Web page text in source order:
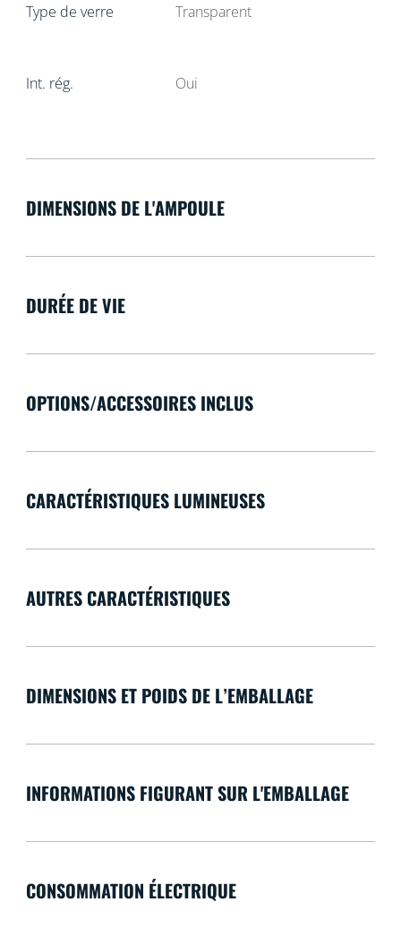
Type de verre Transparent
Int. rég. Oui
DIMENSIONS DE L'AMPOULE
DURÉE DE VIE
OPTIONS/ACCESSOIRES INCLUS
CARACTÉRISTIQUES LUMINEUSES
AUTRES CARACTÉRISTIQUES
DIMENSIONS ET POIDS DE L’EMBALLAGE
INFORMATIONS FIGURANT SUR L'EMBALLAGE
CONSOMMATION ÉLECTRIQUE